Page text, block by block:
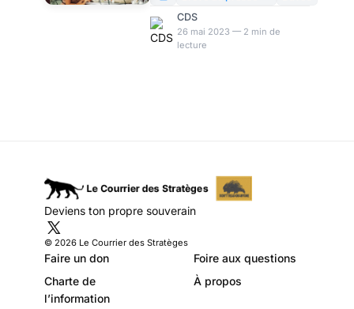
Etats-Unis, ces temps-ci, on
parle énormément de
pourboire – aspect
CDS
26 mai 2023 — 2 min de
lecture
Deviens ton propre souverain
© 2026 Le Courrier des Stratèges
Faire un don
Foire aux questions
Charte de
l’information
À propos